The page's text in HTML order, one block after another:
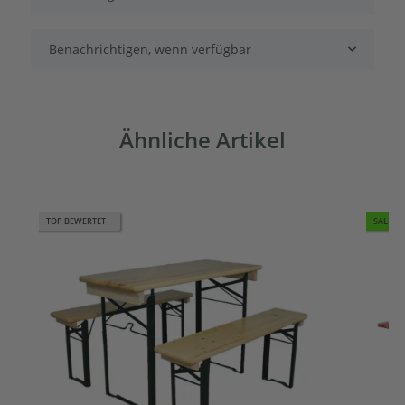
Benachrichtigen, wenn verfügbar
Ähnliche Artikel
TOP BEWERTET SALE